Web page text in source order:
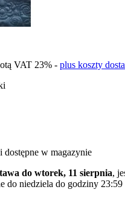
VAT 23% - plus koszty
dostępne w magazynie
do wtorek, 11 sierpnia,
do niedziela do godziny 23:59